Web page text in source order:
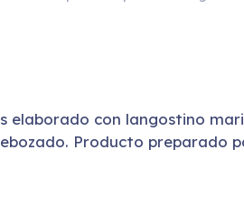
elaborado con langostino
Producto preparado